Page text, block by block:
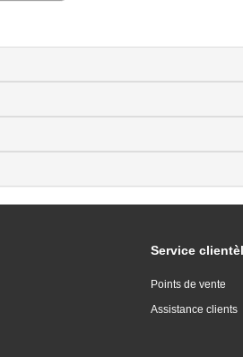
Service
Points de vente
Assistance clients